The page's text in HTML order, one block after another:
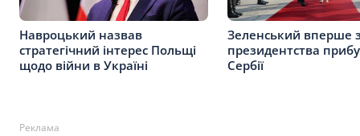
Навроцький назвав
стратегічний інтерес Польщі
щодо війни в Україні
Зеленський вперше
президентства
Сербії
Реклама